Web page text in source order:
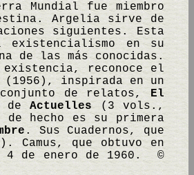
Mundial fue miembro
Argelia sirve de
siguientes. Esta
en su
de las más conocidas.
existencia, reconoce el
(1956), inspirada en un
de relatos, El
deActuelles(3 vols.,
de hecho es su primera
. Sus Cuadernos, que
Camus, que obtuvo en
4 de enero de 1960. ©